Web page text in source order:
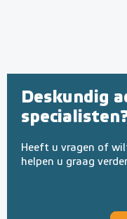
Deskundig
Heeft u vragen of
helpen u graag